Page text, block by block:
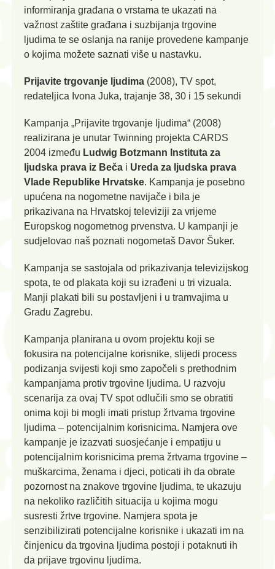
informiranja građana o vrstama te ukazati na
važnost zaštite građana i suzbijanja trgovine
ljudima te se oslanja na ranije provedene kampanje
o kojima možete saznati više u nastavku.
Prijavite trgovanje ljudima (2008), TV spot,
redateljica Ivona Juka, trajanje 38, 30 i 15 sekundi
Kampanja „Prijavite trgovanje ljudima“ (2008)
realizirana je unutar Twinning projekta CARDS
2004 između Ludwig Botzmann Instituta za
ljudska prava iz Beča i Ureda za ljudska prava
Vlade Republike Hrvatske. Kampanja je posebno
upućena na nogometne navijače i bila je
prikazivana na Hrvatskoj televiziji za vrijeme
Europskog nogometnog prvenstva. U kampanji je
sudjelovao naš poznati nogometaš Davor Šuker.
Kampanja se sastojala od prikazivanja televizijskog
spota, te od plakata koji su izrađeni u tri vizuala.
Manji plakati bili su postavljeni i u tramvajima u
Gradu Zagrebu.
Kampanja planirana u ovom projektu koji se
fokusira na potencijalne korisnike, slijedi process
podizanja svijesti koji smo započeli s prethodnim
kampanjama protiv trgovine ljudima. U razvoju
scenarija za ovaj TV spot odlučili smo se obratiti
onima koji bi mogli imati pristup žrtvama trgovine
ljudima – potencijalnim korisnicima. Namjera ove
kampanje je izazvati suosjećanje i empatiju u
potencijalnim korisnicima prema žrtvama trgovine –
muškarcima, ženama i djeci, poticati ih da obrate
pozornost na znakove trgovine ljudima, te ukazuju
na nekoliko različitih situacija u kojima mogu
susresti žrtve trgovine. Namjera spota je
senzibilizirati potencijalne korisnike i ukazati im na
činjenicu da trgovina ljudima postoji i potaknuti ih
da prijave trgovinu ljudima.